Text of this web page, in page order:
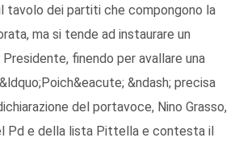
tavolo dei partiti che compongono la
ma si tende ad instaurare un
finendo per avallare una
&ndash; precisa
del portavoce, Nino Grasso,
Pd e della lista Pittella e contesta il